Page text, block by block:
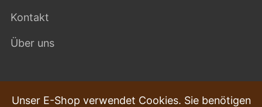
Kontakt
Über uns
HÄUFIG GESTELLTE FRAGEN
Unser E-Shop verwendet Cookies. Sie benötigen